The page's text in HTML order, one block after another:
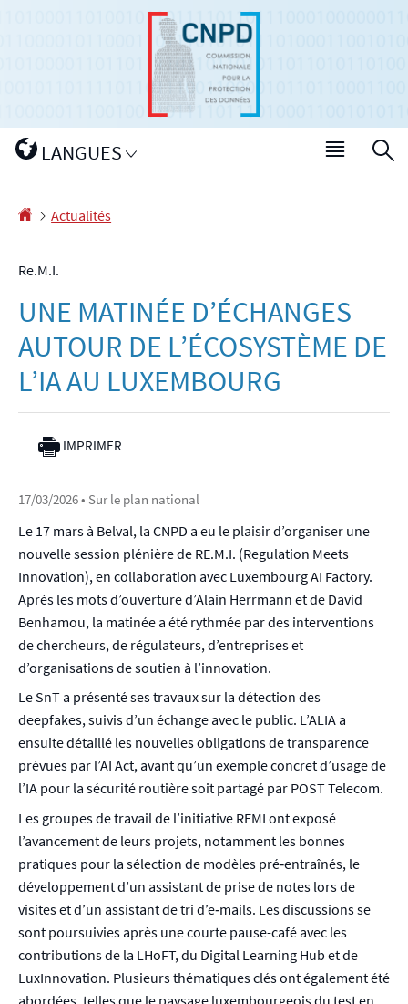
Changer
LANGUES
Menu
Accueil
Actualités
Re.M.I.
UNE MATINÉE D’ÉCHANGES
AUTOUR DE L’ÉCOSYSTÈME DE
L’IA AU LUXEMBOURG
IMPRIMER
17/03/2026• Sur le plan national
Le 17 mars à Belval, la CNPD a eu le plaisir d’organiser une
nouvelle session plénière de RE.M.I. (Regulation Meets
Innovation), en collaboration avec Luxembourg AI Factory.
Après les mots d’ouverture d’Alain Herrmann et de David
Benhamou, la matinée a été rythmée par des interventions
de chercheurs, de régulateurs, d’entreprises et
d’organisations de soutien à l’innovation.
Le SnT a présenté ses travaux sur la détection des
deepfakes, suivis d’un échange avec le public. L’ALIA a
ensuite détaillé les nouvelles obligations de transparence
prévues par l’AI Act, avant qu’un exemple concret d’usage de
l’IA pour la sécurité routière soit partagé par POST Telecom.
Les groupes de travail de l’initiative REMI ont exposé
l’avancement de leurs projets, notamment les bonnes
pratiques pour la sélection de modèles pré‑entraînés, le
développement d’un assistant de prise de notes lors de
visites et d’un assistant de tri d’e‑mails. Les discussions se
sont poursuivies après une courte pause-café avec les
contributions de la LHoFT, du Digital Learning Hub et de
LuxInnovation. Plusieurs thématiques clés ont également été
abordées, telles que le paysage luxembourgeois du test en